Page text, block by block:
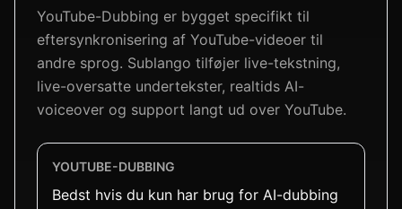
YouTube-Dubbing er bygget specifikt til
eftersynkronisering af YouTube-videoer til
andre sprog. Sublango tilføjer live-tekstning,
live-oversatte undertekster, realtids AI-
voiceover og support langt ud over YouTube.
YOUTUBE-DUBBING
Bedst hvis du kun har brug for AI-dubbing